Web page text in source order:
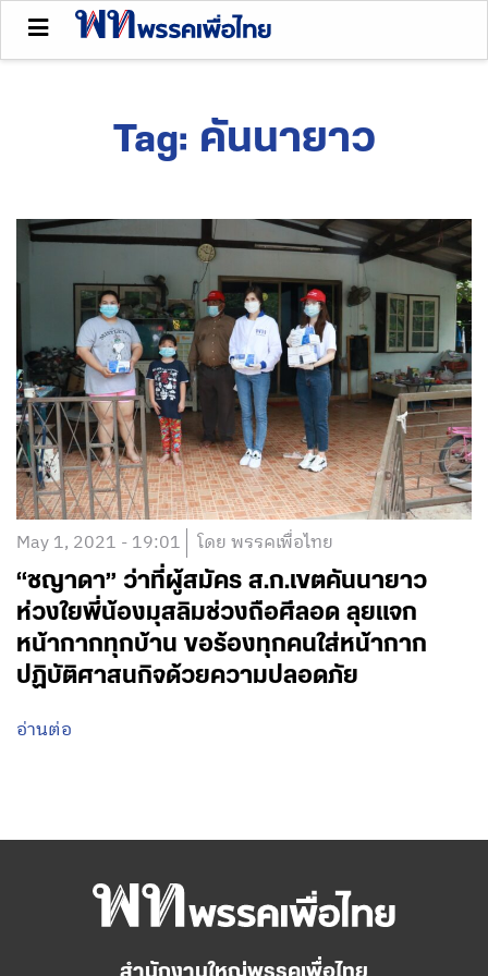
Tag: คันนายาว
May 1, 2021 - 19:01 โดย พรรคเพื่อไทย
“ชญาดา” ว่าที่ผู้สมัคร ส.ก.เขตคันนายาว
ห่วงใยพี่น้องมุสลิมช่วงถือศีลอด ลุยแจก
หน้ากากทุกบ้าน ขอร้องทุกคนใส่หน้ากาก
ปฏิบัติศาสนกิจด้วยความปลอดภัย
อ่านต่อ